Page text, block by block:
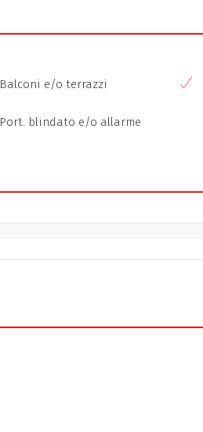
Balconi e/o terrazzi
Port. blindato e/o allarme